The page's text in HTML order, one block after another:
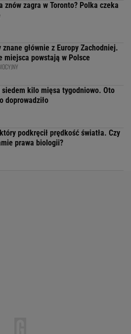
znów zagra w Toronto? Polka czeka
znane głównie z Europy Zachodniej.
miejsca powstają w Polsce
kilo mięsa tygodniowo. Oto
doprowadziło
podkręcił prędkość światła. Czy
prawa biologii?